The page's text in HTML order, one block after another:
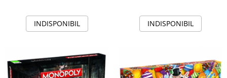
INDISPONIBIL INDISPONIBIL